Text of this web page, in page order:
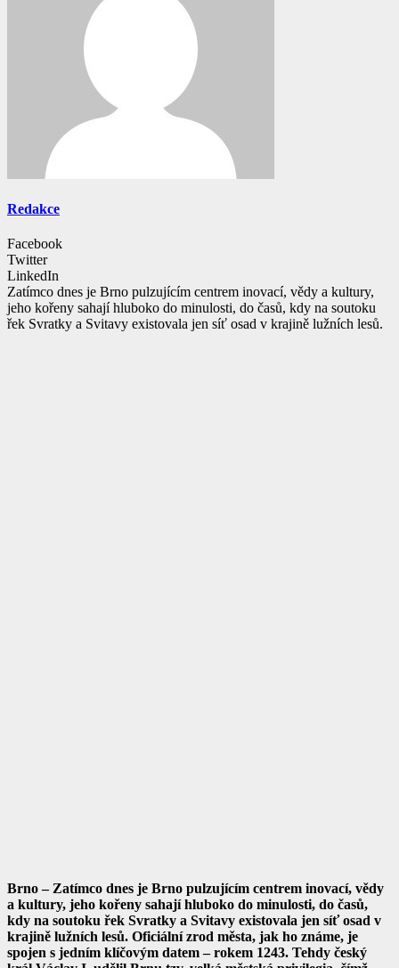
Redakce
Facebook
Twitter
LinkedIn
Zatímco dnes je Brno pulzujícím centrem inovací, vědy a kultury,
jeho kořeny sahají hluboko do minulosti, do časů, kdy na soutoku
řek Svratky a Svitavy existovala jen síť osad v krajině lužních lesů.
Brno – Zatímco dnes je Brno pulzujícím centrem inovací, vědy
a kultury, jeho kořeny sahají hluboko do minulosti, do časů,
kdy na soutoku řek Svratky a Svitavy existovala jen síť osad v
krajině lužních lesů. Oficiální zrod města, jak ho známe, je
spojen s jedním klíčovým datem – rokem 1243. Tehdy český